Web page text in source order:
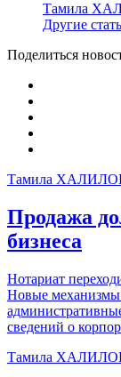
Тамила
Другие
Поделиться
Тамила
Продажа
бизнеса
Нотариат
Новые механизмы
сведений о
Тамила